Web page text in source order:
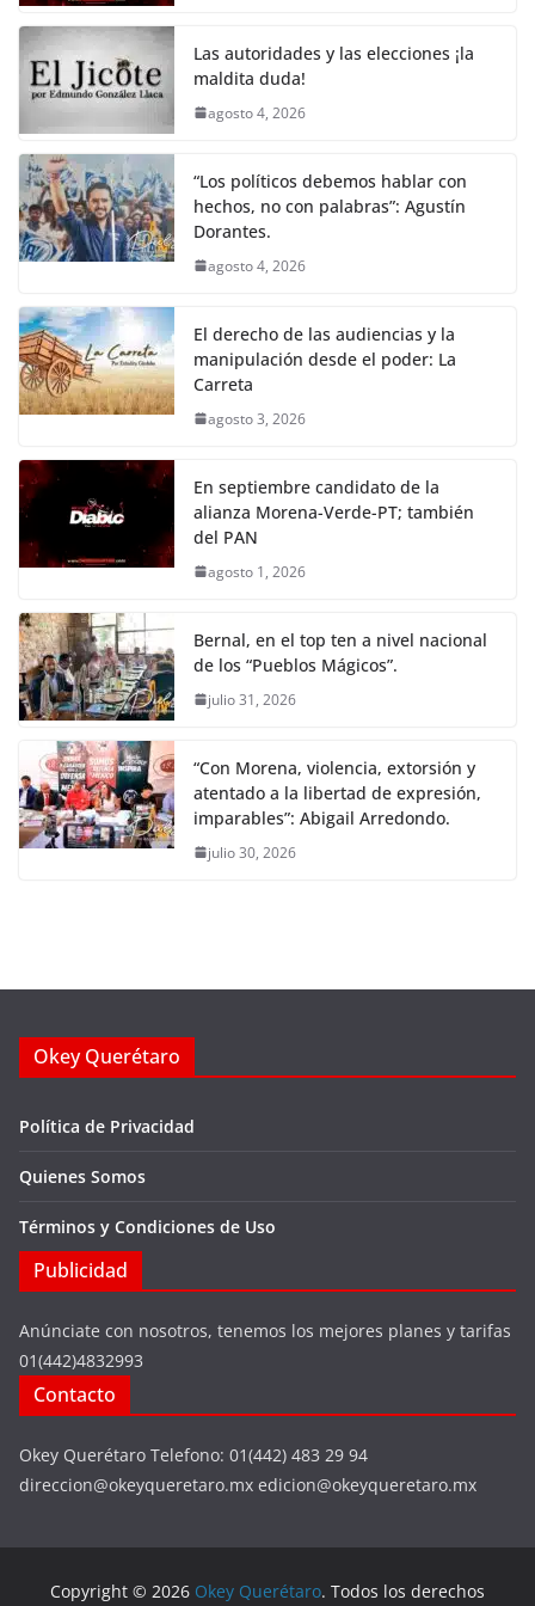
o
k
p k
Las autoridades y las elecciones ¡la
maldita duda!
agosto 4, 2026
“Los políticos debemos hablar con
hechos, no con palabras”: Agustín
Dorantes.
agosto 4, 2026
El derecho de las audiencias y la
manipulación desde el poder: La
Carreta
agosto 3, 2026
En septiembre candidato de la
alianza Morena-Verde-PT; también
del PAN
agosto 1, 2026
Bernal, en el top ten a nivel nacional
de los “Pueblos Mágicos”.
julio 31, 2026
“Con Morena, violencia, extorsión y
atentado a la libertad de expresión,
imparables”: Abigail Arredondo.
julio 30, 2026
Okey Querétaro
Política de Privacidad
Quienes Somos
Términos y Condiciones de Uso
Publicidad
Anúnciate con nosotros, tenemos los mejores planes y tarifas
01(442)4832993
Contacto
Okey Querétaro Telefono: 01(442) 483 29 94
direccion@okeyqueretaro.mx edicion@okeyqueretaro.mx
Copyright © 2026 Okey Querétaro. Todos los derechos